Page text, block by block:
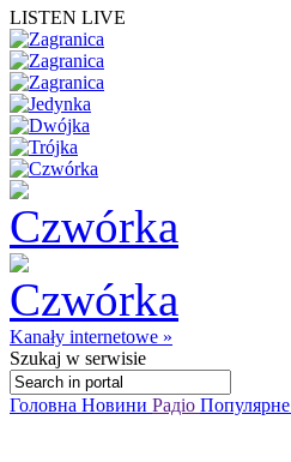
LISTEN LIVE
Kanały internetowe »
Szukaj w serwisie
Головна Новини Радіо Популярне